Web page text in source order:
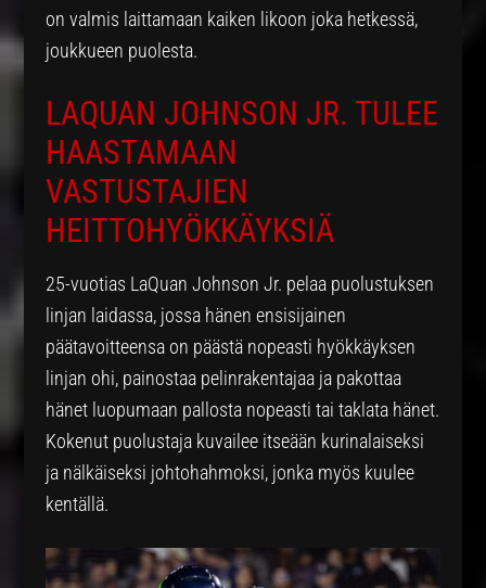
on valmis laittamaan kaiken likoon joka hetkessä,
joukkueen puolesta.
LAQUAN JOHNSON JR. TULEE
HAASTAMAAN
VASTUSTAJIEN
HEITTOHYÖKKÄYKSIÄ
25-vuotias LaQuan Johnson Jr. pelaa puolustuksen
linjan laidassa, jossa hänen ensisijainen
päätavoitteensa on päästä nopeasti hyökkäyksen
linjan ohi, painostaa pelinrakentajaa ja pakottaa
hänet luopumaan pallosta nopeasti tai taklata hänet.
Kokenut puolustaja kuvailee itseään kurinalaiseksi
ja nälkäiseksi johtohahmoksi, jonka myös kuulee
kentällä.